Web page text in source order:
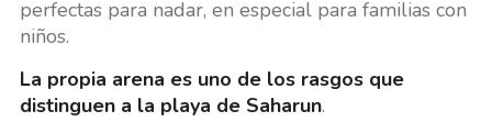
perfectas para nadar, en especial para familias con
niños.
La propia arena es uno de los rasgos que
distinguen a la playa de Saharun.